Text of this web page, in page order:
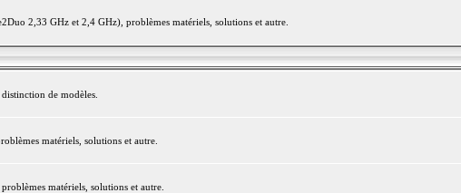
2,33 GHz et 2,4 GHz), problèmes matériels, solutions et autre.
de modèles.
matériels, solutions et autre.
matériels, solutions et autre.